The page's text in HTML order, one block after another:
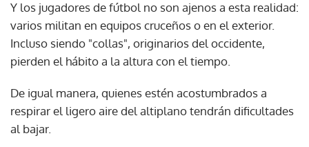
Y los jugadores de fútbol no son ajenos a esta realidad:
varios militan en equipos cruceños o en el exterior.
Incluso siendo "collas", originarios del occidente,
pierden el hábito a la altura con el tiempo.
De igual manera, quienes estén acostumbrados a
respirar el ligero aire del altiplano tendrán dificultades
al bajar.